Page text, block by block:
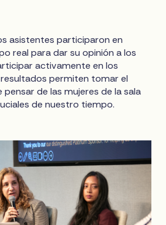
asistentes participaron en
real para dar su opinión a los
activamente en los
permiten tomar el
de las mujeres de la sala
de nuestro tiempo.